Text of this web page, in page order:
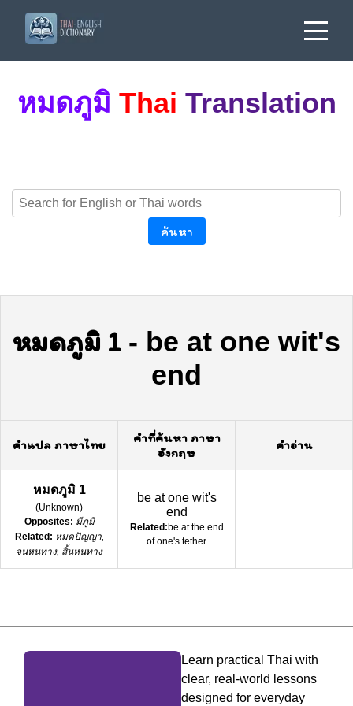
หมดภูมิ Thai Translation
ค้นหา
หมดภูมิ 1- be at one wit's
end
คำแปล ภาษาไทย
คำที่ค้นหา ภาษา
อังกฤษ
คำอ่าน
หมดภูมิ 1
(Unknown)
Opposites: มีภูมิ
Related: หมดปัญญา,
จนหนทาง, สิ้นหนทาง
be at one wit's
end
Related:be at the end
of one's tether
Learn practical Thai with
clear, real-world lessons
designed for everyday